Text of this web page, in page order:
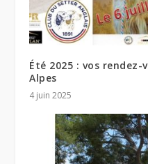
Été 2025 : vos rendez-
Alpes
4 juin 2025